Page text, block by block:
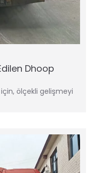
Dhoop
ölçekli gelişmeyi